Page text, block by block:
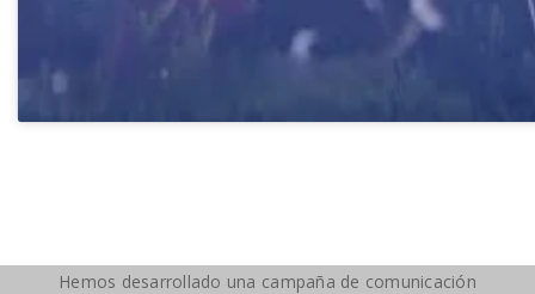
Hemos desarrollado una campaña de comunicación